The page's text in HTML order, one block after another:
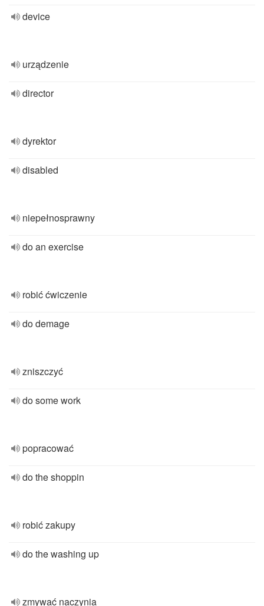
device
urządzenie
director
dyrektor
disabled
niepełnosprawny
do an exercise
robić ćwiczenie
do demage
zniszczyć
do some work
popracować
do the shoppin
robić zakupy
do the washing up
zmywać naczynia